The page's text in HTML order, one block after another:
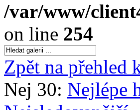
/var/www/
on line 254
Zpět na přehled
Nej 30: Nejlépe